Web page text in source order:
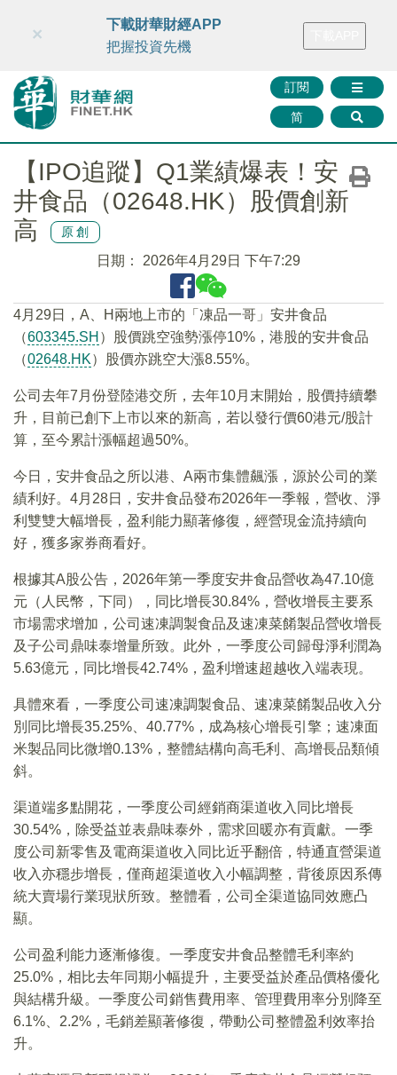
財華智庫網 FINTV FINMETA 財華證券 媒體矩陣
訂閱
简
×
下載財華財經APP
把握投資先機
【IPO追蹤】Q1業績爆表！安
井食品（02648.HK）股價創新
高
原創
日期： 2026年4月29日 下午7:29
4月29日，A、H兩地上市的「凍品一哥」安井食品
（603345.SH ）股價跳空強勢漲停10%，港股的安井食品
（02648.HK）股價亦跳空大漲8.55%。
公司去年7月份登陸港交所，去年10月末開始，股價持續攀
升，目前已創下上市以來的新高，若以發行價60港元/股計
算，至今累計漲幅超過50%。
今日，安井食品之所以港、A兩市集體飆漲，源於公司的業
績利好。4月28日，安井食品發布2026年一季報，營收、淨
利雙雙大幅增長，盈利能力顯著修復，經營現金流持續向
好，獲多家券商看好。
根據其A股公告，2026年第一季度安井食品營收為47.10億
元（人民幣，下同），同比增長30.84%，營收增長主要系
市場需求增加，公司速凍調製食品及速凍菜餚製品營收增長
及子公司鼎味泰增量所致。此外，一季度公司歸母淨利潤為
5.63億元，同比增長42.74%，盈利增速超越收入端表現。
具體來看，一季度公司速凍調製食品、速凍菜餚製品收入分
別同比增長35.25%、40.77%，成為核心增長引擎；速凍面
米製品同比微增0.13%，整體結構向高毛利、高增長品類傾
斜。
渠道端多點開花，一季度公司經銷商渠道收入同比增長
30.54%，除受益並表鼎味泰外，需求回暖亦有貢獻。一季
度公司新零售及電商渠道收入同比近乎翻倍，特通直營渠道
收入亦穩步增長，僅商超渠道收入小幅調整，背後原因系傳
統大賣場行業現狀所致。整體看，公司全渠道協同效應凸
顯。
公司盈利能力逐漸修復。一季度安井食品整體毛利率約
25.0%，相比去年同期小幅提升，主要受益於產品價格優化
與結構升級。一季度公司銷售費用率、管理費用率分別降至
6.1%、2.2%，毛銷差顯著修復，帶動公司整體盈利效率抬
升。